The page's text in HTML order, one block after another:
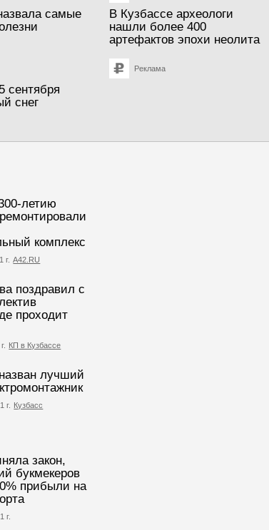
самые
В Кузбассе археологи
нашли более 400
артефактов эпохи неолита
сентября
снег
Реклама
летию
комплекс
г. А42.RU
поздравил с
проходит
КП в Кузбассе
лучший
г. Кузбасс
закон,
букмекеров
прибыли на
г.